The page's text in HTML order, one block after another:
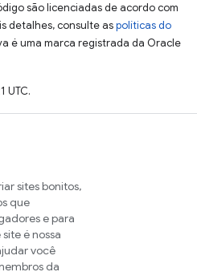
são licenciadas de acordo com
detalhes, consulte aspolíticas do
é uma marca registrada da Oracle
UTC.
sites bonitos,
que
e para
é nossa
você
da